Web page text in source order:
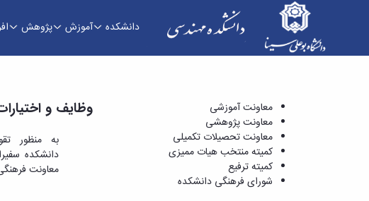
دانشکده آموزش پژوهش
شورای فرهنگی دانشکده - دانشکده فنی و مهندسی
معاونت آموزشی
معاونت پژوهشی
معاونت تحصیلات تکمیلی
کمیته منتخب هیات ممیزی
کمیته ترفیع
شورای فرهنگی دانشکده
وظایف و
به منظور
دانشکده
معاونت